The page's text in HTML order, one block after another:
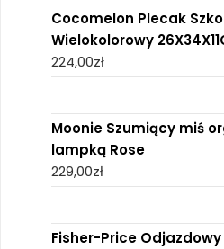
Cocomelon Plecak
Wielokolorowy
224,00zł
Moonie Szumiący miś
lampką Rose
229,00zł
Fisher-Price Odjazdowy